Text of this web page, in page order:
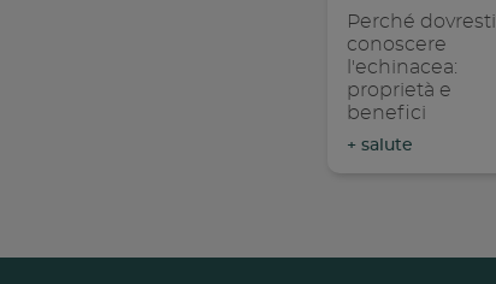
Perché dovresti
conoscere
l'echinacea:
proprietà e
benefici
+ salute